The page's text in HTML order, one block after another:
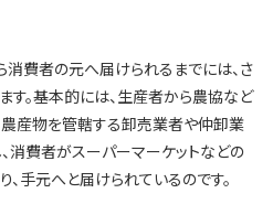
費者の元へ届けられるまでには、さ
す。基本的には、生産者から農協など
産物を管轄する卸売業者や仲卸業
消費者がスーパーマーケットなどの
手元へと届けられているのです。